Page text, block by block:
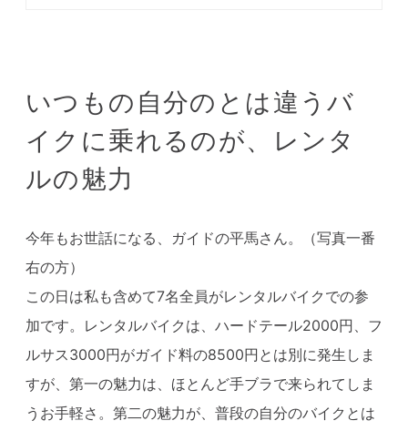
いつもの自分のとは違うバ
イクに乗れるのが、レンタ
ルの魅力
今年もお世話になる、ガイドの平馬さん。（写真一番
右の方）
この日は私も含めて7名全員がレンタルバイクでの参
加です。レンタルバイクは、ハードテール2000円、フ
ルサス3000円がガイド料の8500円とは別に発生しま
すが、第一の魅力は、ほとんど手ブラで来られてしま
うお手軽さ。第二の魅力が、普段の自分のバイクとは